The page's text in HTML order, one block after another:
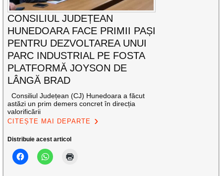
CONSILIUL JUDEȚEAN
HUNEDOARA FACE PRIMII PAȘI
PENTRU DEZVOLTAREA UNUI
PARC INDUSTRIAL PE FOSTA
PLATFORMĂ JOYSON DE
LÂNGĂ BRAD
Consiliul Județean (CJ) Hunedoara a făcut
astăzi un prim demers concret în direcția
valorificării
CITEȘTE MAI DEPARTE
Distribuie acest articol